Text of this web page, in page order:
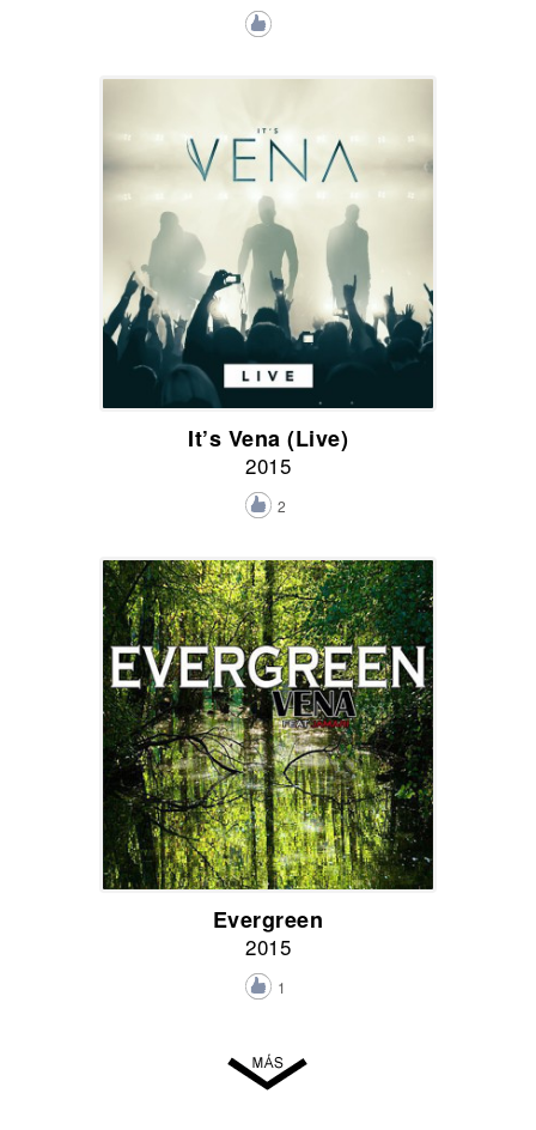
It’s Vena (Live)
2015
2
Evergreen
2015
1